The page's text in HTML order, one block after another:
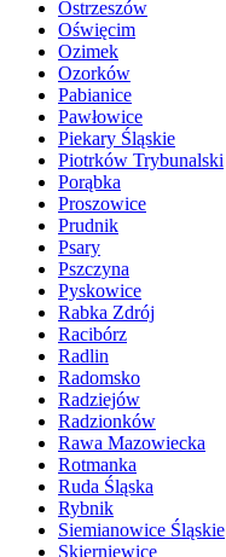
Ostrzeszów
Oświęcim
Ozimek
Ozorków
Pabianice
Pawłowice
Piekary Śląskie
Piotrków Trybunalski
Porąbka
Proszowice
Prudnik
Psary
Pszczyna
Pyskowice
Rabka Zdrój
Racibórz
Radlin
Radomsko
Radziejów
Radzionków
Rawa Mazowiecka
Rotmanka
Ruda Śląska
Rybnik
Siemianowice Śląskie
Skierniewice